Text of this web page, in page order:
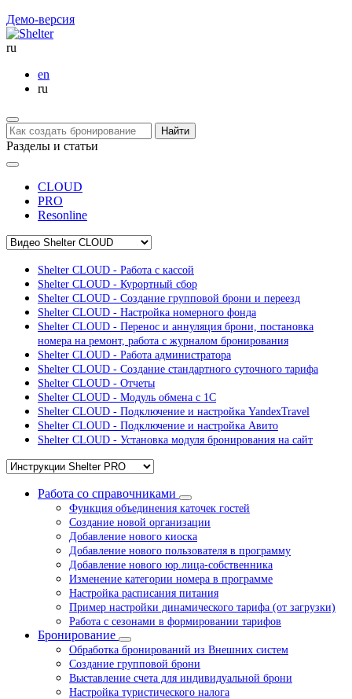
Демо-версия
ru
en
ru
Найти
Разделы и статьи
CLOUD
PRO
Resonline
Shelter CLOUD - Работа с кассой
Shelter CLOUD - Курортный сбор
Shelter CLOUD - Создание групповой брони и переезд
Shelter CLOUD - Настройка номерного фонда
Shelter CLOUD - Перенос и аннуляция брони, постановка
номера на ремонт, работа с журналом бронирования
Shelter CLOUD - Работа администратора
Shelter CLOUD - Создание стандартного суточного тарифа
Shelter CLOUD - Отчеты
Shelter CLOUD - Модуль обмена с 1С
Shelter CLOUD - Подключение и настройка YandexTravel
Shelter CLOUD - Подключение и настройка Авито
Shelter CLOUD - Установка модуля бронирования на сайт
Работа со справочниками
Функция объединения каточек гостей
Создание новой организации
Добавление нового киоска
Добавление нового пользователя в программу
Добавление нового юр.лица-собственника
Изменение категории номера в программе
Настройка расписания питания
Пример настройки динамического тарифа (от загрузки)
Работа с сезонами в формировании тарифов
Бронирование
Обработка бронирований из Внешних систем
Создание групповой брони
Выставление счета для индивидуальной брони
Настройка туристического налога